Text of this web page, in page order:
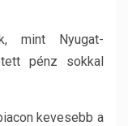
mint Nyugat-
pénz sokkal
kevesebb a